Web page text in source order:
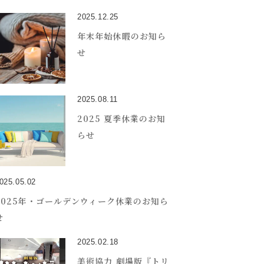
2025.12.25
年末年始休暇のお知ら
せ
2025.08.11
2025 夏季休業のお知
らせ
年・ゴールデンウィーク休業のお知ら
2025.02.18
美術協力 劇場版『トリ